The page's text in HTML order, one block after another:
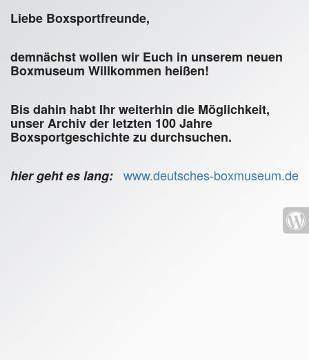
Liebe Boxsportfreunde,
demnächst wollen wir Euch in unserem neuen
Boxmuseum Willkommen heißen!
Bis dahin habt Ihr weiterhin die Möglichkeit,
unser Archiv der letzten 100 Jahre
Boxsportgeschichte zu durchsuchen.
hier geht es lang: www.deutsches-boxmuseum.de